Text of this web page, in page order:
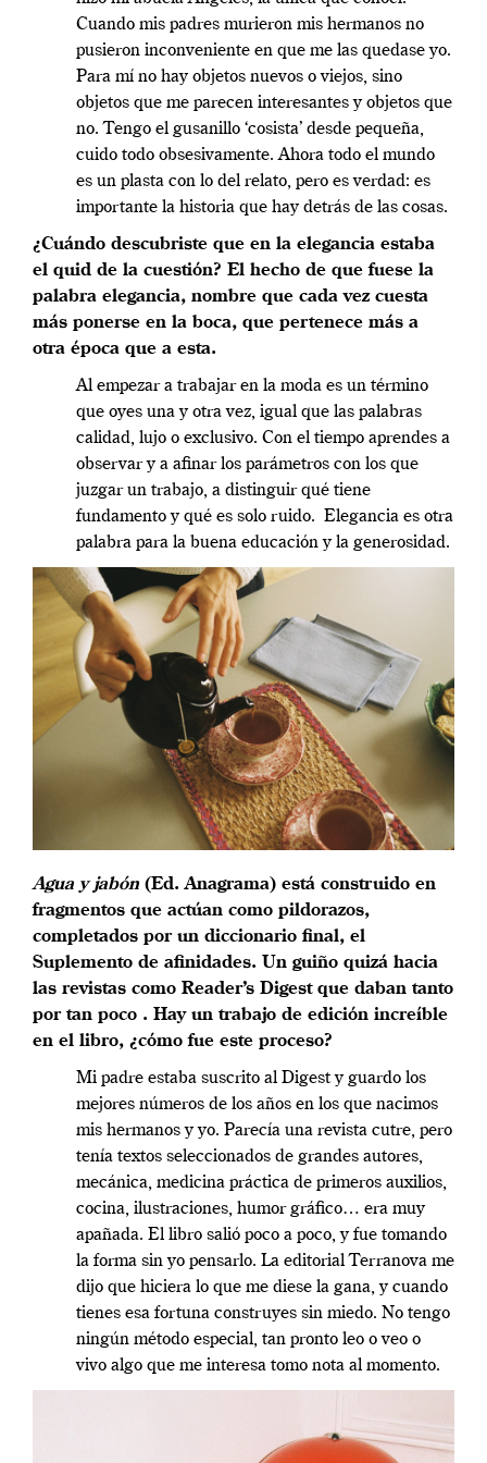
Cuando mis padres murieron mis hermanos no
pusieron inconveniente en que me las quedase yo.
Para mí no hay objetos nuevos o viejos, sino
objetos que me parecen interesantes y objetos que
no. Tengo el gusanillo ‘cosista’ desde pequeña,
cuido todo obsesivamente. Ahora todo el mundo
es un plasta con lo del relato, pero es verdad: es
importante la historia que hay detrás de las cosas.
¿Cuándo descubriste que en la elegancia estaba
el quid de la cuestión? El hecho de que fuese la
palabra elegancia, nombre que cada vez cuesta
más ponerse en la boca, que pertenece más a
otra época que a esta.
Al empezar a trabajar en la moda es un término
que oyes una y otra vez, igual que las palabras
calidad, lujo o exclusivo. Con el tiempo aprendes a
observar y a afinar los parámetros con los que
juzgar un trabajo, a distinguir qué tiene
fundamento y qué es solo ruido. Elegancia es otra
palabra para la buena educación y la generosidad.
Agua y jabón (Ed. Anagrama) está construido en
fragmentos que actúan como pildorazos,
completados por un diccionario final, el
Suplemento de afinidades. Un guiño quizá hacia
las revistas como Reader’s Digest que daban tanto
por tan poco . Hay un trabajo de edición increíble
en el libro, ¿cómo fue este proceso?
Mi padre estaba suscrito al Digest y guardo los
mejores números de los años en los que nacimos
mis hermanos y yo. Parecía una revista cutre, pero
tenía textos seleccionados de grandes autores,
mecánica, medicina práctica de primeros auxilios,
cocina, ilustraciones, humor gráfico… era muy
apañada. El libro salió poco a poco, y fue tomando
la forma sin yo pensarlo. La editorial Terranova me
dijo que hiciera lo que me diese la gana, y cuando
tienes esa fortuna construyes sin miedo. No tengo
ningún método especial, tan pronto leo o veo o
vivo algo que me interesa tomo nota al momento.